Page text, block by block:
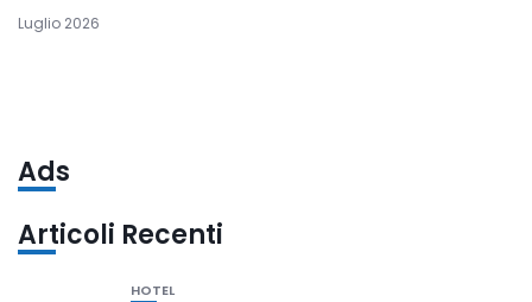
Luglio 2026
Ads
Articoli Recenti
HOTEL